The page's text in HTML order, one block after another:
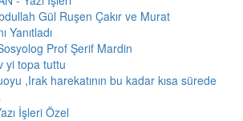
Gül Ruşen Çakır ve Murat
Yanıtladı
Prof Şerif Mardin
yi topa tuttu
,Irak harekatının bu kadar kısa sürede
İşleri Özel